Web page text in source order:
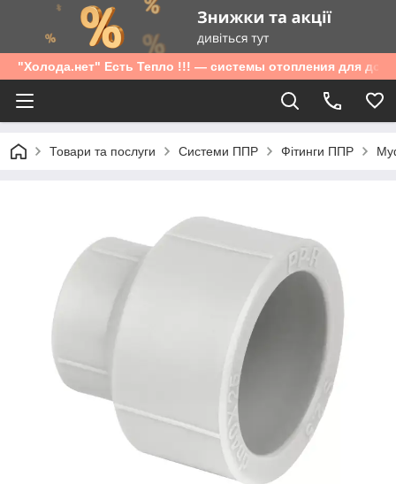
"Холода.нет" Есть Тепло !!! — системы отопления для дома
Товари та послуги Системи ППР Фітинги ППР